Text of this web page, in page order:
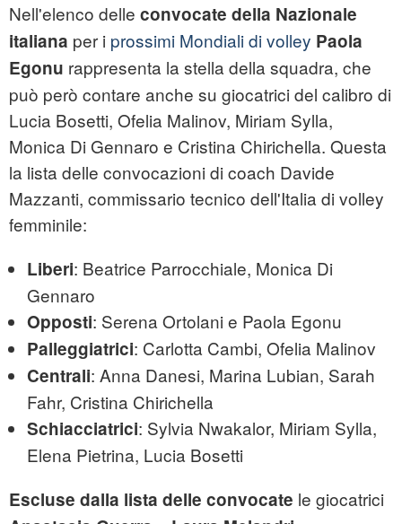
Nell'elenco delle convocate della Nazionale
italiana per i prossimi Mondiali di volley Paola
Egonu rappresenta la stella della squadra, che
può però contare anche su giocatrici del calibro di
Lucia Bosetti, Ofelia Malinov, Miriam Sylla,
Monica Di Gennaro e Cristina Chirichella. Questa
la lista delle convocazioni di coach Davide
Mazzanti, commissario tecnico dell'Italia di volley
femminile:
Liberi: Beatrice Parrocchiale, Monica Di
Gennaro
Opposti: Serena Ortolani e Paola Egonu
Palleggiatrici: Carlotta Cambi, Ofelia Malinov
Centrali: Anna Danesi, Marina Lubian, Sarah
Fahr, Cristina Chirichella
Schiacciatrici: Sylvia Nwakalor, Miriam Sylla,
Elena Pietrina, Lucia Bosetti
Escluse dalla lista delle convocate le giocatrici